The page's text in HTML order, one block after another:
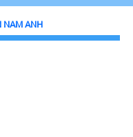
NAM ANH